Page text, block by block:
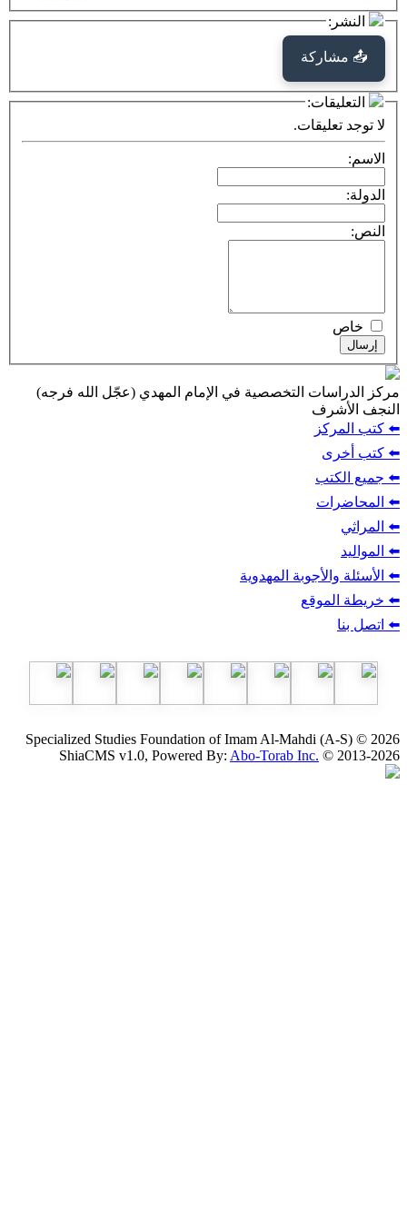
التخصصية في الإمام المهدي (عجّل الله فرجه)
المهدوية
Specialized Studies Foundation of Imam Al-
ShiaCMS v1.0, Powered By:Abo-Torab Inc.